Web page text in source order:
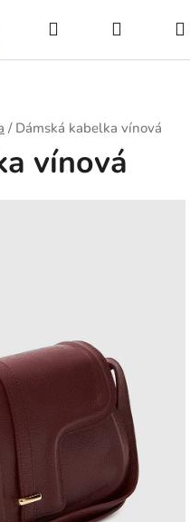
NÁKUPNÍ
KOŠÍK
/ Dámská kabelka vínová
vínová